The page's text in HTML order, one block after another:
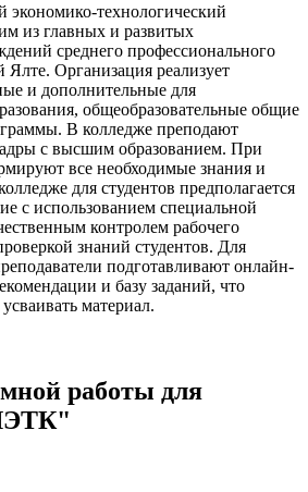
технологический
из главных и развитых
среднего профессионального
Ялте. Организация реализует
и дополнительные для
общеобразовательные общие
В колледже преподают
с высшим образованием. При
все необходимые знания и
для студентов предполагается
с использованием специальной
контролем рабочего
знаний студентов. Для
подготавливают онлайн-
и базу заданий, что
материал.
работы для